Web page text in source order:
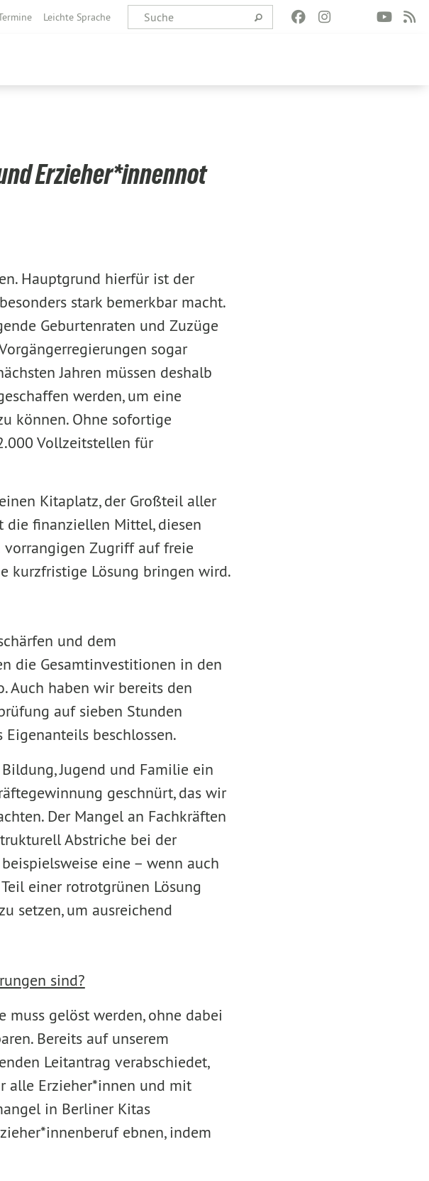
Leichte Sprache
Erzieher*innennot
Hauptgrund hierfür ist der
stark bemerkbar macht.
Geburtenraten und Zuzüge
sogar
Jahren müssen deshalb
werden, um eine
können. Ohne sofortige
Vollzeitstellen für
Kitaplatz, der Großteil aller
finanziellen Mittel, diesen
vorrangigen Zugriff auf freie
kurzfristige Lösung bringen wird.
und dem
die Gesamtinvestitionen in den
Auch haben wir bereits den
auf sieben Stunden
beschlossen.
Jugend und Familie ein
geschnürt, das wir
Der Mangel an Fachkräften
Abstriche bei der
eine – wenn auch
einer rotrotgrünen Lösung
setzen, um ausreichend
sind?
muss gelöst werden, ohne dabei
Bereits auf unserem
Leitantrag verabschiedet,
alle Erzieher*innen und mit
in Berliner Kitas
ebnen, indem